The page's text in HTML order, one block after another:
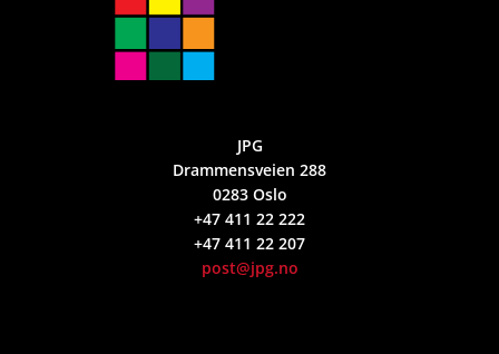
JPG
Drammensveien 288
0283 Oslo
+47 411 22 222
+47 411 22 207
post@jpg.no